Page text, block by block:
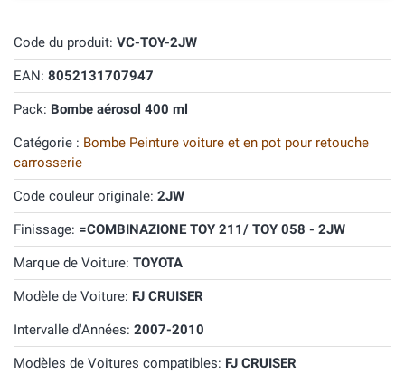
Code du produit: VC-TOY-2JW
EAN: 8052131707947
Pack: Bombe aérosol 400 ml
Catégorie : Bombe Peinture voiture et en pot pour retouche
carrosserie
Code couleur originale: 2JW
Finissage: =COMBINAZIONE TOY 211/ TOY 058 - 2JW
Marque de Voiture: TOYOTA
Modèle de Voiture: FJ CRUISER
Intervalle d'Années: 2007-2010
Modèles de Voitures compatibles: FJ CRUISER